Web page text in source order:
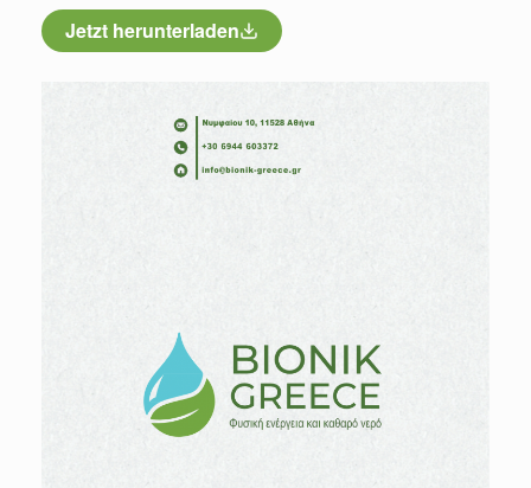
Jetzt herunterladen